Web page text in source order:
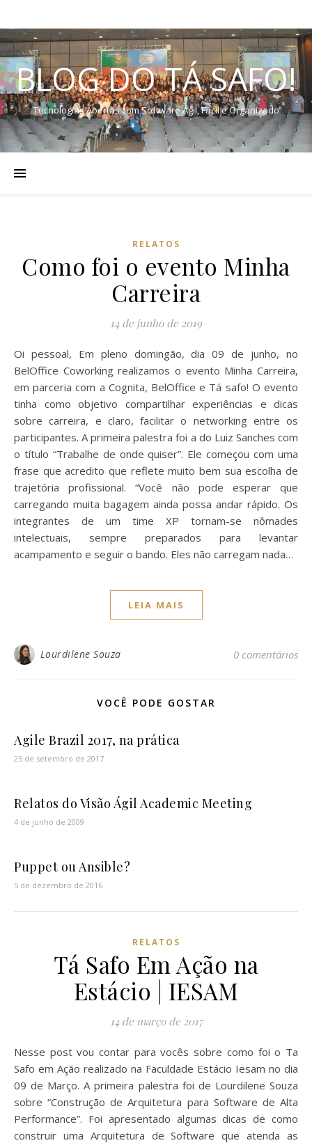
BLOG DO TÁ SAFO!
Tecnologias Abertas com Software Ágil, Fácil e Organizado
RELATOS
Como foi o evento Minha
Carreira
14 de junho de 2019
Oi pessoal, Em pleno domingão, dia 09 de junho, no
BelOffice Coworking realizamos o evento Minha Carreira,
em parceria com a Cognita, BelOffice e Tá safo! O evento
tinha como objetivo compartilhar experiências e dicas
sobre carreira, e claro, facilitar o networking entre os
participantes. A primeira palestra foi a do Luiz Sanches com
o título “Trabalhe de onde quiser”. Ele começou com uma
frase que acredito que reflete muito bem sua escolha de
trajetória profissional. “Você não pode esperar que
carregando muita bagagem ainda possa andar rápido. Os
integrantes de um time XP tornam-se nômades
intelectuais, sempre preparados para levantar
acampamento e seguir o bando. Eles não carregam nada…
LEIA MAIS
Lourdilene Souza 0 comentários
VOCÊ PODE GOSTAR
Agile Brazil 2017, na prática
25 de setembro de 2017
Relatos do Visão Ágil Academic Meeting
4 de junho de 2009
Puppet ou Ansible?
5 de dezembro de 2016
RELATOS
Tá Safo Em Ação na
Estácio | IESAM
14 de março de 2017
Nesse post vou contar para vocês sobre como foi o Ta
Safo em Ação realizado na Faculdade Estácio Iesam no dia
09 de Março. A primeira palestra foi de Lourdilene Souza
sobre “Construção de Arquitetura para Software de Alta
Performance”. Foi apresentado algumas dicas de como
construir uma Arquitetura de Software que atenda as